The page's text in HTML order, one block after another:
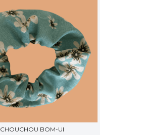
CHOUCHOU BOM-UI